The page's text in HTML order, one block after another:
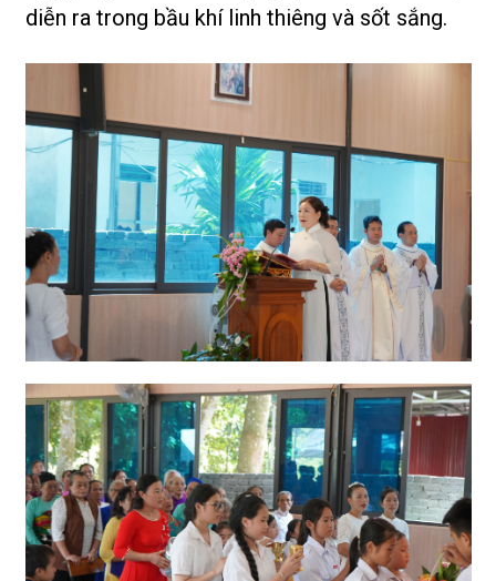
diễn ra trong bầu khí linh thiêng và sốt sắng.